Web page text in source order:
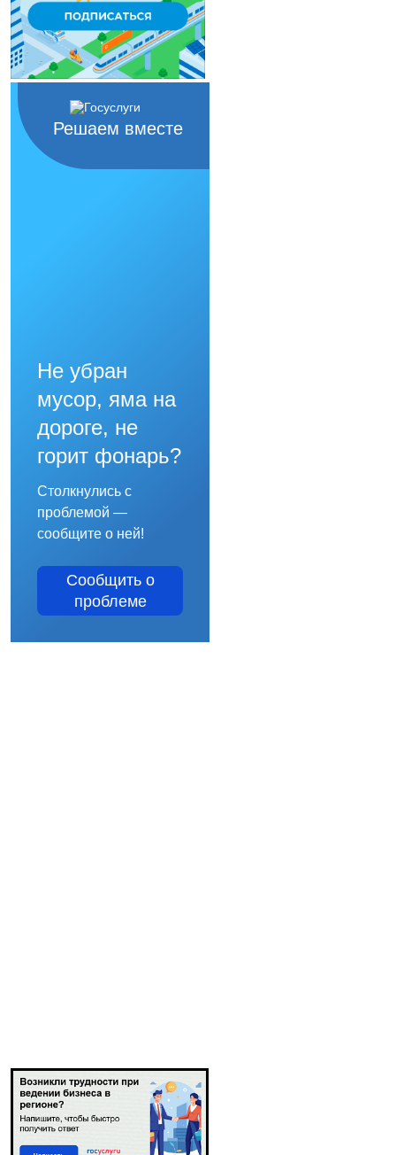
Решаем вместе
Не убран
мусор, яма на
дороге, не
горит фонарь?
Столкнулись с
проблемой —
сообщите о ней!
Сообщить о
проблеме